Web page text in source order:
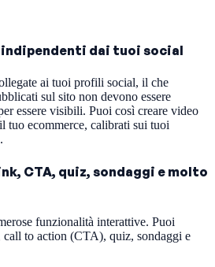
indipendenti dai tuoi social
ai tuoi profili social, il che
sul sito non devono essere
essere visibili. Puoi così creare video
tuo ecommerce, calibrati sui tuoi
CTA, quiz, sondaggi e molto
funzionalità interattive. Puoi
call to action (CTA), quiz, sondaggi e